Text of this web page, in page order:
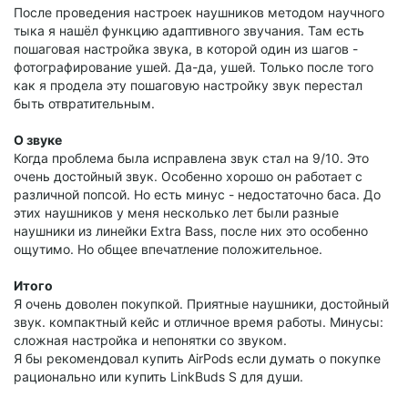
После проведения настроек наушников методом научного
тыка я нашёл функцию адаптивного звучания. Там есть
пошаговая настройка звука, в которой один из шагов -
фотографирование ушей. Да-да, ушей. Только после того
как я продела эту пошаговую настройку звук перестал
быть отвратительным.
О звуке
Когда проблема была исправлена звук стал на 9/10. Это
очень достойный звук. Особенно хорошо он работает с
различной попсой. Но есть минус - недостаточно баса. До
этих наушников у меня несколько лет были разные
наушники из линейки Extra Bass, после них это особенно
ощутимо. Но общее впечатление положительное.
Итого
Я очень доволен покупкой. Приятные наушники, достойный
звук. компактный кейс и отличное время работы. Минусы:
сложная настройка и непонятки со звуком.
Я бы рекомендовал купить AirPods если думать о покупке
рационально или купить LinkBuds S для души.